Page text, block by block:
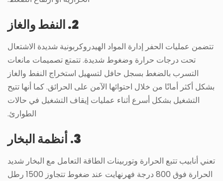
2. النفط والغاز
تتضمن عمليات الحفر إدارة المواد الهيدروكربونية شديدة الاشتعال
تحت درجات حرارة وضغوط شديدة. تتمتع تصميمات مانعات
التسرب بالضغط بسجل حافل لتسهيل استخراج النفط والغاز
بشكل أكثر أمانًا من خلال احتوائها الآمن على الحرائق. كما أنها تتيح
التشغيل بشكل أسرع أثناء عمليات إيقاف التشغيل في حالات
الطوارئ.
3
.أنظمة البخار
تعني أنابيب تتبع الحرارة وتوربينات الطاقة التعامل مع البخار شديد
الحرارة فوق 800 درجة فهرنهايت عند ضغوط تتجاوز 1500 رطل